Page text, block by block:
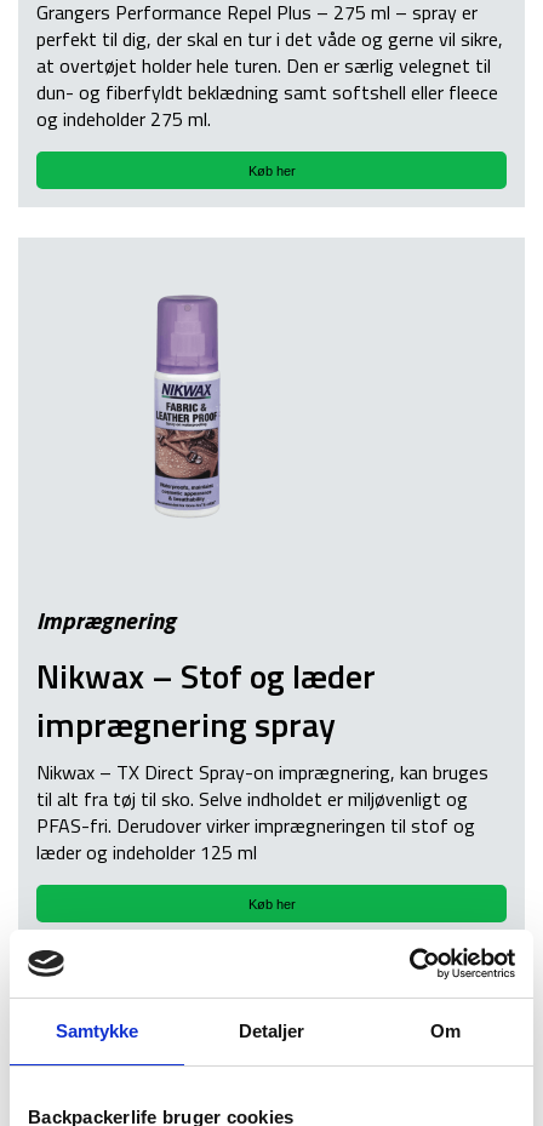
Samtykke Detaljer Om
Backpackerlife bruger cookies
Grangers Performance Repel Plus – 275 ml – spray er
perfekt til dig, der skal en tur i det våde og gerne vil sikre,
at overtøjet holder hele turen. Den er særlig velegnet til
dun- og fiberfyldt beklædning samt softshell eller fleece
og indeholder 275 ml.
Køb her
Imprægnering
Nikwax – Stof og læder
imprægnering spray
Nikwax – TX Direct Spray-on imprægnering, kan bruges
til alt fra tøj til sko. Selve indholdet er miljøvenligt og
PFAS-fri. Derudover virker imprægneringen til stof og
læder og indeholder 125 ml
Køb her
PFAS-fri imprægnering
Du kan sagtens finde imprægnering uden PFAS i. Vi har f.eks.
NikwaxogGrangers Performance Repel, som er nogle af de